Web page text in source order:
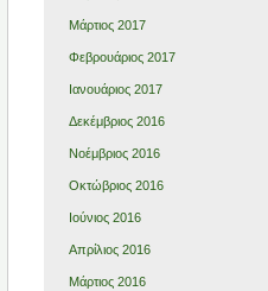
Μάρτιος 2017
Φεβρουάριος 2017
Ιανουάριος 2017
Δεκέμβριος 2016
Νοέμβριος 2016
Οκτώβριος 2016
Ιούνιος 2016
Απρίλιος 2016
Μάρτιος 2016